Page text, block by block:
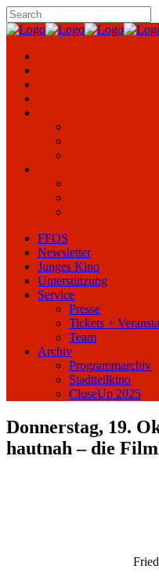
FFOS
Newsletter
Junges Kino
Unterstützung
Service
Presse
Tickets +
Team
Archiv
Programmarchiv
Stadtteilkino
CloseUp 2025
Donnerstag, 19.
hautnah – die